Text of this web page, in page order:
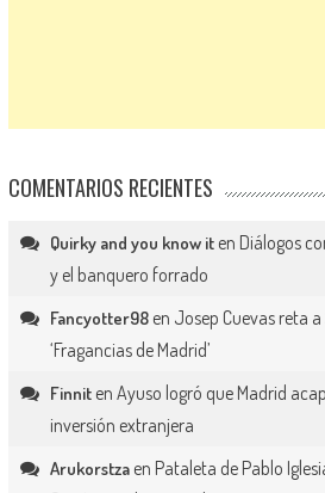
COMENTARIOS RECIENTES
Quirky and you know iten Diálogos
y el banquero forrado
Fancyotter98en Josep Cuevas reta
‘Fragancias de Madrid’
Finniten Ayuso logró que Madrid
inversión extranjera
Arukorstzaen Pataleta de Pablo